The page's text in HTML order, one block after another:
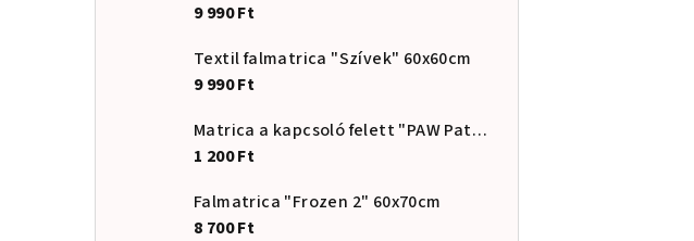
9 990 Ft
Textil falmatrica "Szívek" 60x60cm
9 990 Ft
Matrica a kapcsoló felett "PAW Patrol - Skye"
1 200 Ft
Falmatrica "Frozen 2" 60x70cm
8 700 Ft